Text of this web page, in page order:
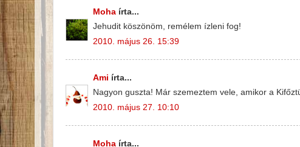
Moha írta...
Jehudit köszönöm, remélem ízleni fog!
2010. május 26. 15:39
Ami írta...
Nagyon guszta! Már szemeztem vele, amikor a
2010. május 27. 10:10
Moha írta...